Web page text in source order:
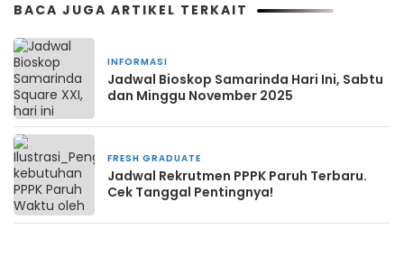
BACA JUGA ARTIKEL TERKAIT
INFORMASI
Jadwal Bioskop Samarinda Hari Ini, Sabtu
dan Minggu November 2025
FRESH GRADUATE
Jadwal Rekrutmen PPPK Paruh Terbaru.
Cek Tanggal Pentingnya!